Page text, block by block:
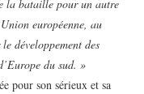
la bataille pour un autre
européenne, au
développement des
du sud. »
pour son sérieux et sa